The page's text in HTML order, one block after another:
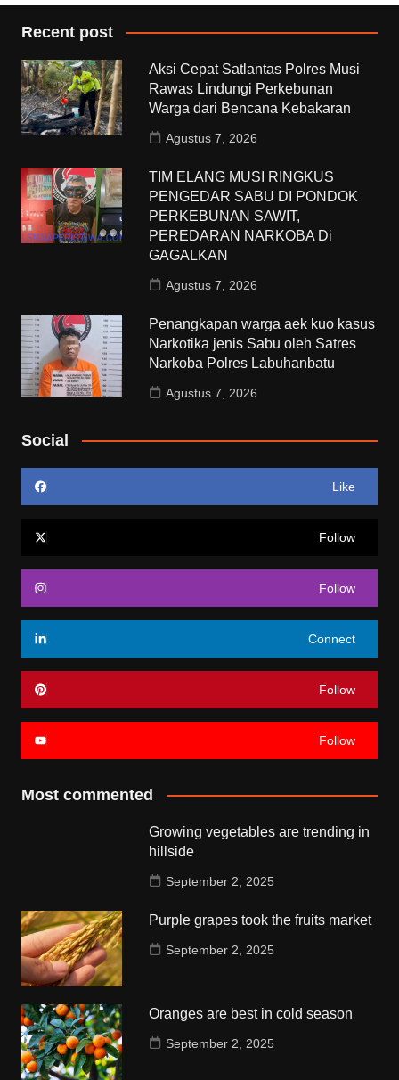
Recent post
Aksi Cepat Satlantas Polres Musi
Rawas Lindungi Perkebunan
Warga dari Bencana Kebakaran
Agustus 7, 2026
TIM ELANG MUSI RINGKUS
PENGEDAR SABU DI PONDOK
PERKEBUNAN SAWIT,
PEREDARAN NARKOBA Di
GAGALKAN
Agustus 7, 2026
Penangkapan warga aek kuo kasus
Narkotika jenis Sabu oleh Satres
Narkoba Polres Labuhanbatu
Agustus 7, 2026
Social
Like
Follow
Follow
Connect
Follow
Follow
Most commented
Growing vegetables are trending in
hillside
September 2, 2025
Purple grapes took the fruits market
September 2, 2025
Oranges are best in cold season
September 2, 2025